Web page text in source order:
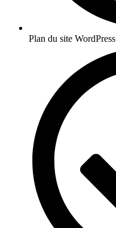
Plan du site WordPress